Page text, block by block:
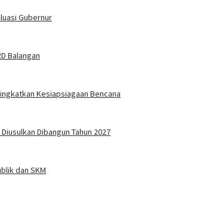
Gubernur
Balangan
Kesiapsiagaan Bencana
Dibangun Tahun 2027
dan SKM